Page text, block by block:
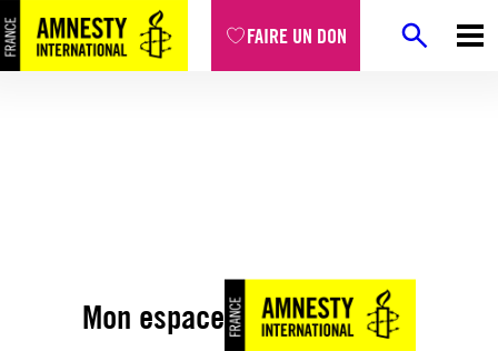
FAIRE UN DON
Mon espace